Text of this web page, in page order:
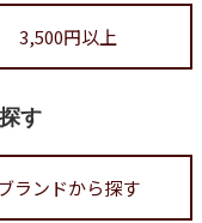
3,500円以上
す
ブランドから探す